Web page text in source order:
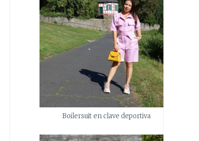
Boilersuit en clave deportiva